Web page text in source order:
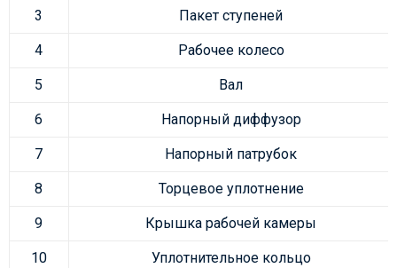
3 Пакет ступеней
4 Рабочее колесо
5 Вал
6 Напорный диффузор
7 Напорный патрубок
8 Торцевое уплотнение
9 Крышка рабочей камеры
10 Уплотнительное кольцо